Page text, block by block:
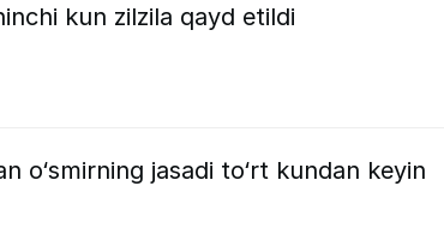
kun zilzila qayd etildi
o‘smirning jasadi to‘rt kundan keyin